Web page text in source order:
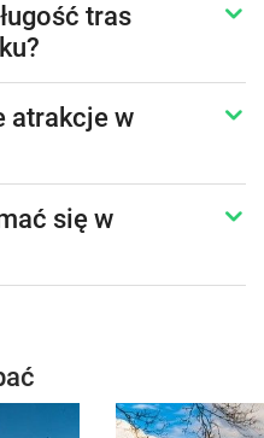
tras
atrakcje w
się w